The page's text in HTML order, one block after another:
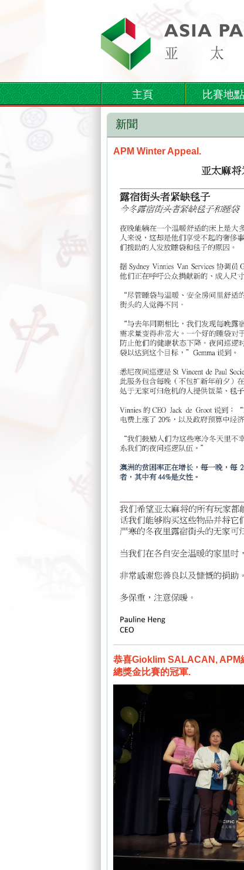
主頁 比賽地
新聞
APM Winter Appeal.
恭喜Gioklim SALACAN, APM
總獎金比賽的冠軍.